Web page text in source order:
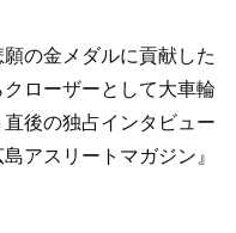
の金メダルに貢献した
ローザーとして大車輪
後の独占インタビュー
アスリートマガジン』